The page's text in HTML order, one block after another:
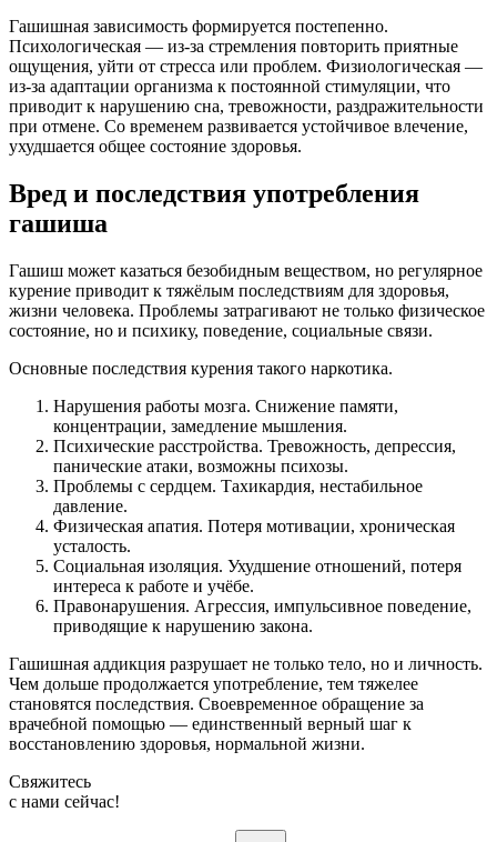
Гашишная зависимость формируется постепенно.
Психологическая — из-за стремления повторить приятные
ощущения, уйти от стресса или проблем. Физиологическая —
из-за адаптации организма к постоянной стимуляции, что
приводит к нарушению сна, тревожности, раздражительности
при отмене. Со временем развивается устойчивое влечение,
ухудшается общее состояние здоровья.
Вред и последствия употребления
гашиша
Гашиш может казаться безобидным веществом, но регулярное
курение приводит к тяжёлым последствиям для здоровья,
жизни человека. Проблемы затрагивают не только физическое
состояние, но и психику, поведение, социальные связи.
Основные последствия курения такого наркотика.
Нарушения работы мозга. Снижение памяти,
концентрации, замедление мышления.
Психические расстройства. Тревожность, депрессия,
панические атаки, возможны психозы.
Проблемы с сердцем. Тахикардия, нестабильное
давление.
Физическая апатия. Потеря мотивации, хроническая
усталость.
Социальная изоляция. Ухудшение отношений, потеря
интереса к работе и учёбе.
Правонарушения. Агрессия, импульсивное поведение,
приводящие к нарушению закона.
Гашишная аддикция разрушает не только тело, но и личность.
Чем дольше продолжается употребление, тем тяжелее
становятся последствия. Своевременное обращение за
врачебной помощью — единственный верный шаг к
восстановлению здоровья, нормальной жизни.
Свяжитесь
c нами сейчас!